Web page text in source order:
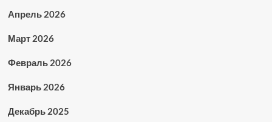
Апрель 2026
Март 2026
Февраль 2026
Январь 2026
Декабрь 2025